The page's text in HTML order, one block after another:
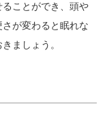
ことができ、頭や
が変わると眠れな
ましょう。